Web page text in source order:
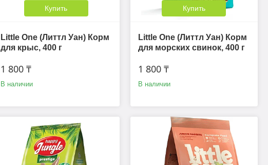
Купить
Little One (Литтл Уан) Корм
для крыс, 400 г
1 800 ₸
В наличии
Купить
Little One (Литтл Уан) Корм
для морских свинок, 400 г
1 800 ₸
В наличии